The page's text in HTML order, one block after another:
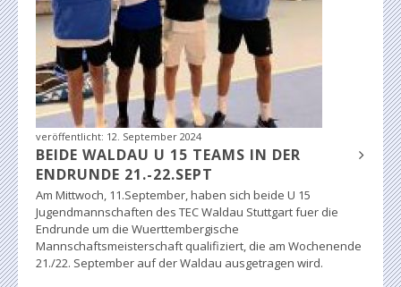
veröffentlicht: 12. September 2024
BEIDE WALDAU U 15 TEAMS IN DER
ENDRUNDE 21.-22.SEPT
Am Mittwoch, 11.September, haben sich beide U 15
Jugendmannschaften des TEC Waldau Stuttgart fuer die
Endrunde um die Wuerttembergische
Mannschaftsmeisterschaft qualifiziert, die am Wochenende
21./22. September auf der Waldau ausgetragen wird.